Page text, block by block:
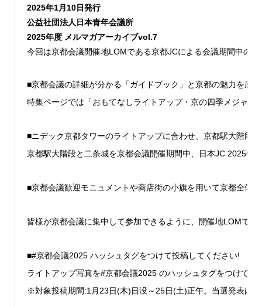
2025年1月10日発行
公益社団法人日本青年会議所
2025年度 メルマガアーカイブvol.7
今回は京都会議開催地LOMである京都JCによる会議期間中の
■京都会議の詳細が分かる「ガイドブック」と京都の魅力を感
特集ページでは「おもてなしライトアップ・京の四季メジャ
■ニデック京都タワーのライトアップに合わせ、京都駅大階段
京都駅大階段と二条城を京都会議開催期間中、日本JC 2025年
■京都会議歓迎モニュメントや商店街の小旗を用いて京都全体
皆様が京都会議に集中して参加できるように、開催地LOMで
■#京都会議2025 ハッシュタグをつけて投稿してください!
ライトアップ写真を#京都会議2025 のハッシュタグをつけて
※対象投稿期間:1月23日(木)日没～25日(土)正午。当選発表は